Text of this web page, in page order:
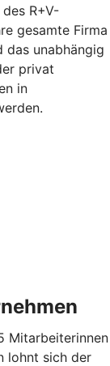
R+V-
gesamte Firma
das unabhängig
privat
in
Mitarbeiterinnen
lohnt sich der